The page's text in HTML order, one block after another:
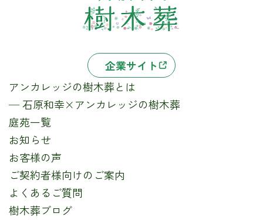
企業サイト
アンカレッジの樹木葬とは
─ 石原和幸×アンカレッジの樹木葬
庭苑一覧
お知らせ
お客様の声
ご契約者様向けのご案内
よくあるご質問
樹木葬ブログ